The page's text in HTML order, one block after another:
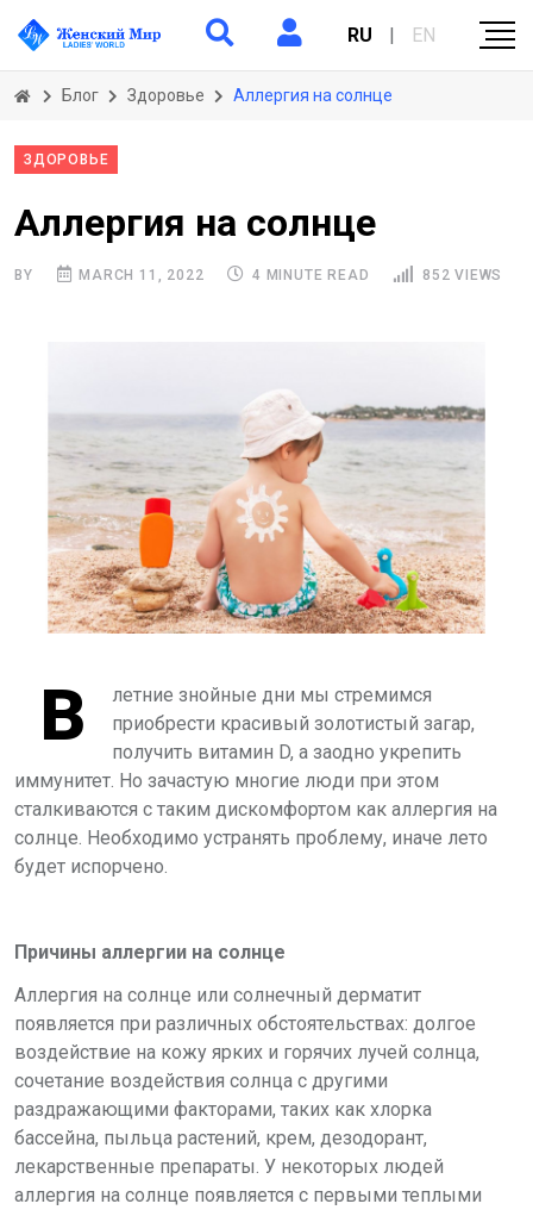
RU | EN
Блог Здоровье Аллергия на солнце
ЗДОРОВЬЕ
Аллергия на солнце
BY MARCH 11, 2022 4 MINUTE READ 852 VIEWS
В
летние знойные дни мы стремимся
приобрести красивый золотистый загар,
получить витамин D, а заодно укрепить
иммунитет. Но зачастую многие люди при этом
сталкиваются с таким дискомфортом как аллергия на
солнце. Необходимо устранять проблему, иначе лето
будет испорчено.
Причины аллергии на солнце
Аллергия на солнце или солнечный дерматит
появляется при различных обстоятельствах: долгое
воздействие на кожу ярких и горячих лучей солнца,
сочетание воздействия солнца с другими
раздражающими факторами, таких как хлорка
бассейна, пыльца растений, крем, дезодорант,
лекарственные препараты. У некоторых людей
аллергия на солнце появляется с первыми теплыми